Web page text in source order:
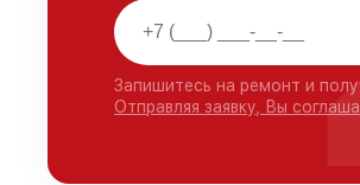
Запишитесь на ремонт и
Отправляя заявку, Вы